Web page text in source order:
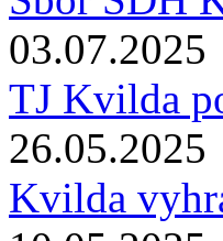
03.07.2025
TJ Kvilda
26.05.2025
Kvilda